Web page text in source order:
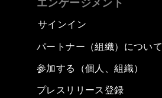
エンゲージメント
サインイン
パートナー（組織）について
参加する（個人、組織）
プレスリリース登録